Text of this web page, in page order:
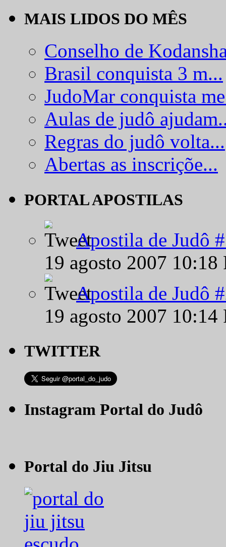
MAIS LIDOS DO MÊS
Conselho de
Brasil conquista 3 m...
JudoMar conquista
Aulas de judô
Regras do judô volta...
Abertas as inscriçõe...
PORTAL APOSTILAS
Apostila de Judô
19 agosto 2007
Apostila de Judô
19 agosto 2007
TWITTER
Instagram Portal do Judô
Portal do Jiu Jitsu